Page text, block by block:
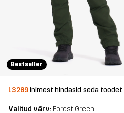
Bestseller
13289inimest hindasid seda toodet
Valitud värv: Forest Green